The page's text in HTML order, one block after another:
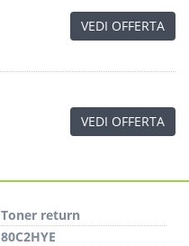
VEDI OFFERTA
VEDI OFFERTA
Toner return
80C2HYE